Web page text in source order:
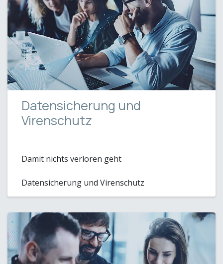
Datensicherung und
Virenschutz
Damit nichts verloren geht
Datensicherung und Virenschutz